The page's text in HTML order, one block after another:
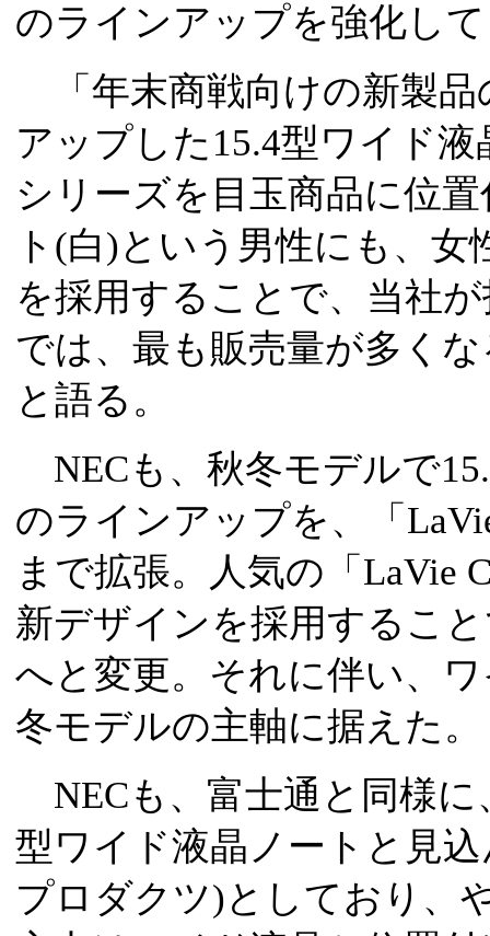
のラインアップを強化し
「年末商戦向けの新製
アップした15.4型ワイド
シリーズを目玉商品に位
ト(白)という男性にも、
を採用することで、当社
では、最も販売量が多く
と語る。
NECも、秋冬モデルで
のラインアップを、「
まで拡張。人気の「LaVie
新デザインを採用するこ
へと変更。それに伴い、
冬モデルの主軸に据えた。
NECも、富士通と同様に
型ワイド液晶ノートと見
プロダクツ)としており、